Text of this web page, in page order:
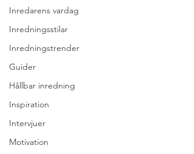
Inredarens vardag
Inredningsstilar
Inredningstrender
Guider
Hållbar inredning
Inspiration
Intervjuer
Motivation